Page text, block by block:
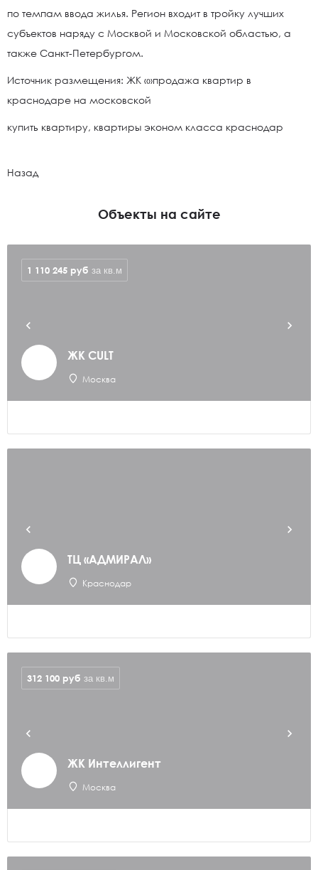
по темпам ввода жилья. Регион входит в тройку лучших
субъектов наряду с Москвой и Московской областью, а
также Санкт-Петербургом.
Источник размещения: ЖК «»продажа квартир в
краснодаре на московской
купить квартиру, квартиры эконом класса краснодар
Назад
Объекты на сайте
ЖК CULT
Москва
1 110 245 руб за кв.м
ТЦ «АДМИРАЛ»
Краснодар
ЖК Интеллигент
Москва
312 100 руб за кв.м